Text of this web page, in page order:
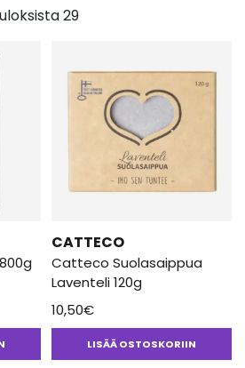
29
CATTECO
Catteco Suolasaippua
Laventeli 120g
10,50€
LISÄÄ OSTOSKORIIN